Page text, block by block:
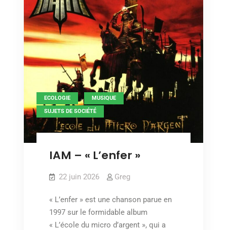
ECOLOGIE , MUSIQUE ,
SUJETS DE SOCIÉTÉ
IAM – « L’enfer »
22 juin 2026 Greg
« L’enfer » est une chanson parue en
1997 sur le formidable album
« L’école du micro d’argent », qui a